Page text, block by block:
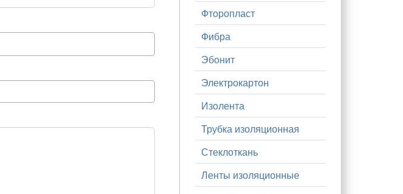
Фторопласт
Фибра
Эбонит
Электрокартон
Изолента
Трубка изоляционная
Стеклоткань
Ленты изоляционные